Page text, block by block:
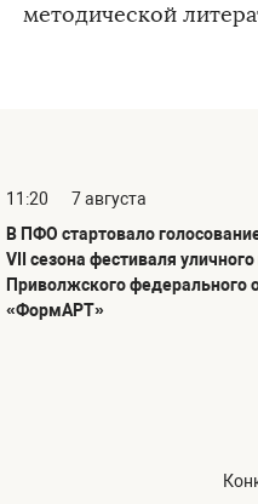
методической
11:20
7 августа
В ПФО стартовало
VII сезона фестиваля уличного
Приволжского федерального
«ФормАРТ»